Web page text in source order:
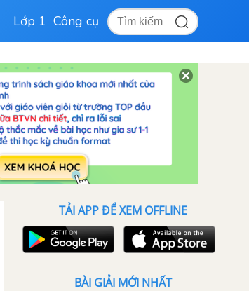
Lớp 1 Công cụ
TẢI APP ĐỂ XEM OFFLINE
BÀI GIẢI MỚI NHẤT